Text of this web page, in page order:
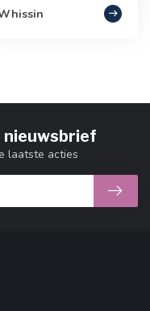
nieuwsbrief
laatste acties